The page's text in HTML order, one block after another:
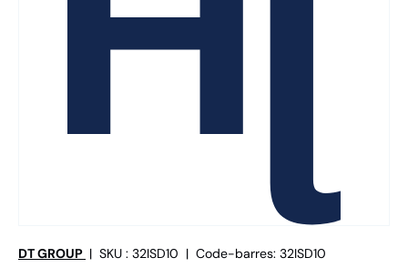
DT GROUP | SKU : 32ISD10 | Code-barres: 32ISD10